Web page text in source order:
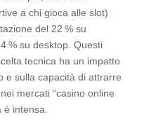
a chi gioca alle slot)
del 22 % su
% su desktop. Questi
tecnica ha un impatto
e sulla capacità di attrarre
mercati “casino online
intensa.